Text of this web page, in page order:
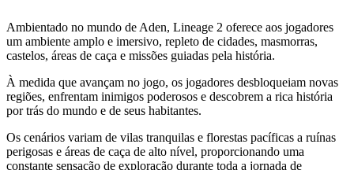
Ambientado no mundo de Aden, Lineage 2 oferece aos jogadores
um ambiente amplo e imersivo, repleto de cidades, masmorras,
castelos, áreas de caça e missões guiadas pela história.
À medida que avançam no jogo, os jogadores desbloqueiam novas
regiões, enfrentam inimigos poderosos e descobrem a rica história
por trás do mundo e de seus habitantes.
Os cenários variam de vilas tranquilas e florestas pacíficas a ruínas
perigosas e áreas de caça de alto nível, proporcionando uma
constante sensação de exploração durante toda a jornada de